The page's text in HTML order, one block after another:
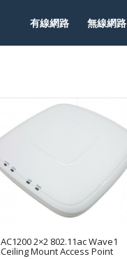
有線網路 無線網路
AC1200 2×2 802.11ac Wave1
Ceiling Mount Access Point